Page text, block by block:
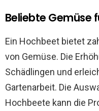
Beliebte Gemüse
Ein Hochbeet bietet
von Gemüse. Die
Schädlingen und
Gartenarbeit. Die
Hochbeete kann die